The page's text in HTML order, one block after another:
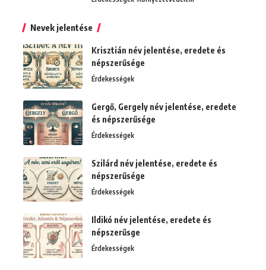
Nevek jelentése
Krisztián név jelentése, eredete és
népszerűsége
Érdekességek
Gergő, Gergely név jelentése, eredete
és népszerűsége
Érdekességek
Szilárd név jelentése, eredete és
népszerűsége
Érdekességek
Ildikó név jelentése, eredete és
népszerűsge
Érdekességek